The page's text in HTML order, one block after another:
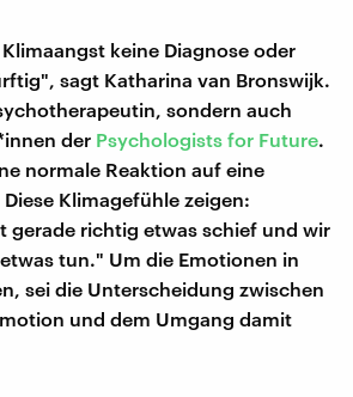
keine Diagnose oder
sagt Katharina van Bronswijk.
sondern auch
der Psychologists for Future.
normale Reaktion auf eine
Klimagefühle zeigen:
gerade richtig etwas schief und wir
tun." Um die Emotionen in
sei die Unterscheidung zwischen
und dem Umgang damit